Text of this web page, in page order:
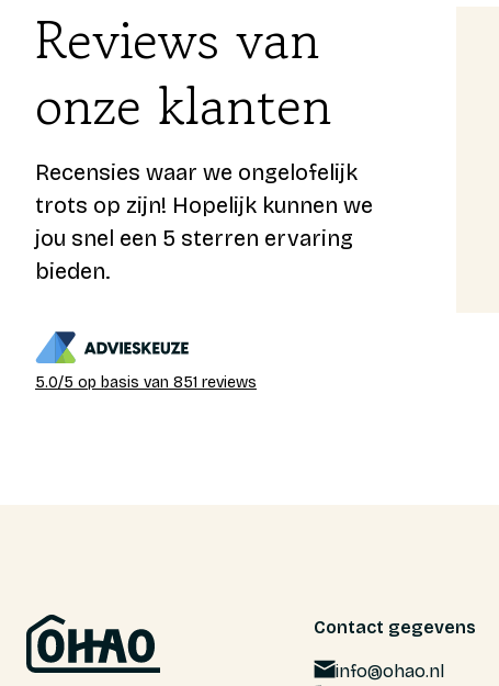
Reviews van
onze klanten
Recensies waar we ongelofelijk
trots op zijn! Hopelijk kunnen we
jou snel een 5 sterren ervaring
bieden.
5.0/5 op basis van 851 reviews
goed advies en fijne begeleiding bij
uitzoeken van een passende
bij alle onduidelijkheden
het kopen van een huis. Ik had
betere hypotheekadviseur kunnen
07-2026
Contact gegevens
info@ohao.nl